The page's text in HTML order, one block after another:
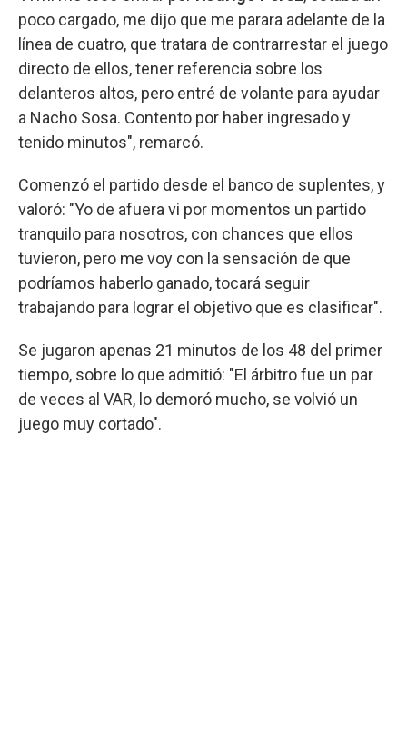
poco cargado, me dijo que me parara adelante de la
línea de cuatro, que tratara de contrarrestar el juego
directo de ellos, tener referencia sobre los
delanteros altos, pero entré de volante para ayudar
a Nacho Sosa. Contento por haber ingresado y
tenido minutos", remarcó.
Comenzó el partido desde el banco de suplentes, y
valoró: "Yo de afuera vi por momentos un partido
tranquilo para nosotros, con chances que ellos
tuvieron, pero me voy con la sensación de que
podríamos haberlo ganado, tocará seguir
trabajando para lograr el objetivo que es clasificar".
Se jugaron apenas 21 minutos de los 48 del primer
tiempo, sobre lo que admitió: "El árbitro fue un par
de veces al VAR, lo demoró mucho, se volvió un
juego muy cortado".